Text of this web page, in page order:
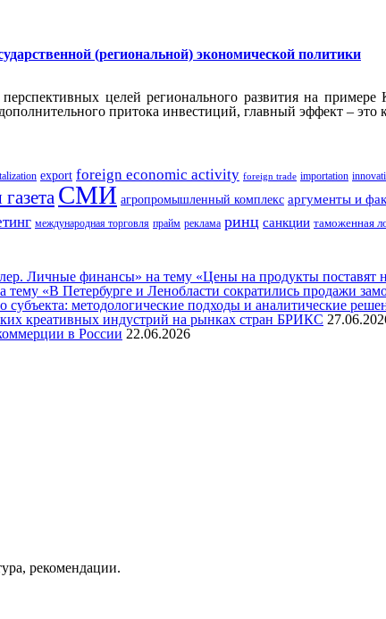
(региональной) экономической политики
перспективных целей регионального развития на
притока инвестиций, главный эффект –
export foreign economic activity foreign trade importation
СМИ агропромышленный комплекс аргументы и
международная торговля прайм реклама ринц санкции таможенная
Личные финансы» на тему «Цены на продукты поставят
«В Петербурге и Ленобласти сократились продажи
методологические подходы и аналитические
креативных индустрий на рынках стран БРИКС
в России 22.06.2026
рекомендации.